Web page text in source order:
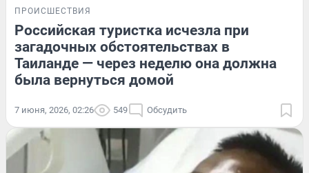
ПРОИСШЕСТВИЯ
Российская туристка исчезла при
загадочных обстоятельствах в
Таиланде — через неделю она должна
была вернуться домой
7 июня, 2026, 02:26 549 Обсудить